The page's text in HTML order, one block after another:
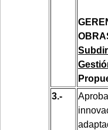
3.-